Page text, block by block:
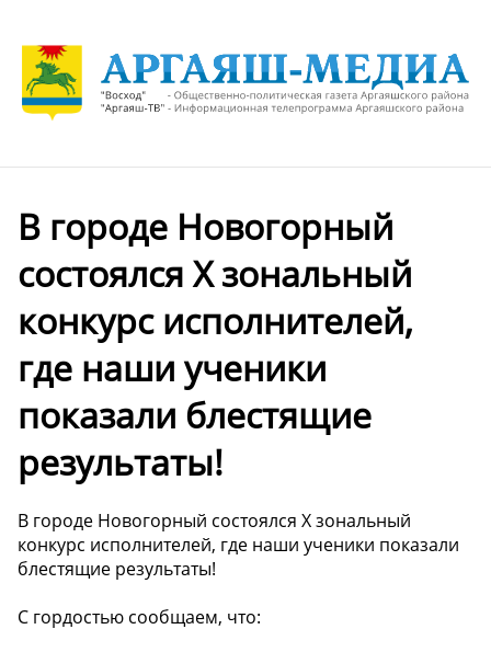
️В городе Новогорный
состоялся X зональный
конкурс исполнителей,
где наши ученики
показали блестящие
результаты!
️В городе Новогорный состоялся X зональный
конкурс исполнителей, где наши ученики показали
блестящие результаты!
С гордостью сообщаем, что: